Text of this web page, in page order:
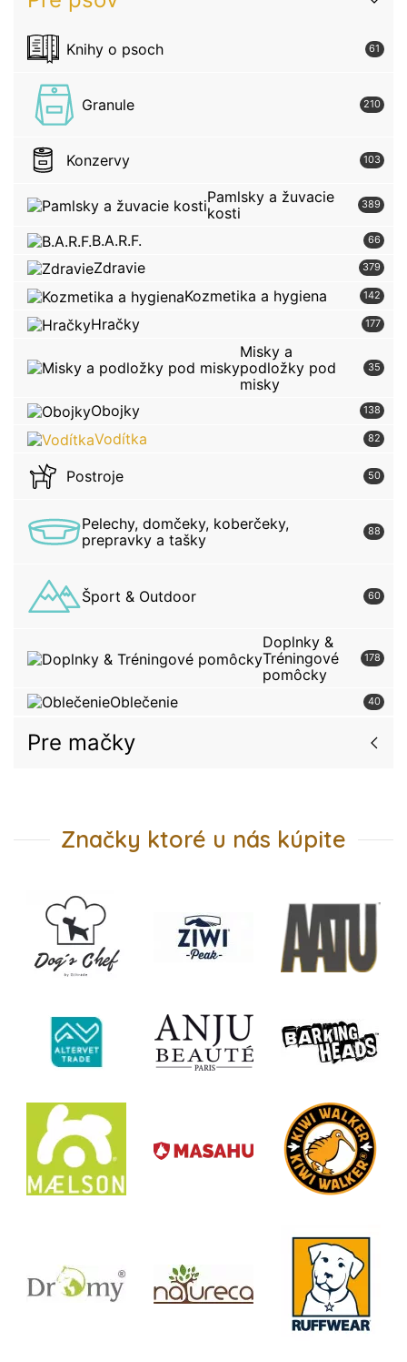
Knihy o psoch 61
Granule 210
Konzervy 103
Pamlsky a žuvacie
kosti
389
B.A.R.F. 66
Zdravie 379
Kozmetika a hygiena 142
Hračky 177
Misky a
podložky pod
misky
35
Obojky 138
Vodítka 82
Postroje 50
Pelechy, domčeky, koberčeky,
prepravky a tašky
88
Šport & Outdoor 60
Doplnky &
Tréningové
pomôcky
178
Oblečenie 40
Pre mačky
Značky ktoré u nás kúpite